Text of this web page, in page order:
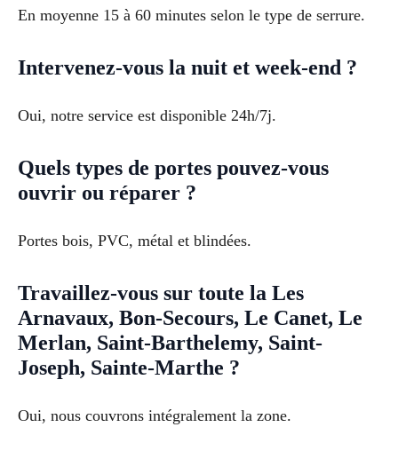
En moyenne 15 à 60 minutes selon le type de serrure.
Intervenez-vous la nuit et week-end ?
Oui, notre service est disponible 24h/7j.
Quels types de portes pouvez-vous
ouvrir ou réparer ?
Portes bois, PVC, métal et blindées.
Travaillez-vous sur toute la Les
Arnavaux, Bon-Secours, Le Canet, Le
Merlan, Saint-Barthelemy, Saint-
Joseph, Sainte-Marthe ?
Oui, nous couvrons intégralement la zone.